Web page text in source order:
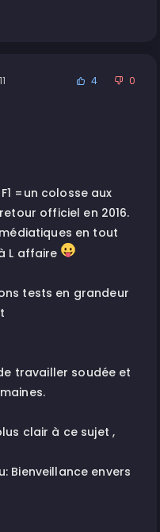
4 0
=un colosse aux
officiel en 2016.
en tout
L affaire
tests en grandeur
travailler soudée et
clair à ce sujet ,
Bienveillance envers